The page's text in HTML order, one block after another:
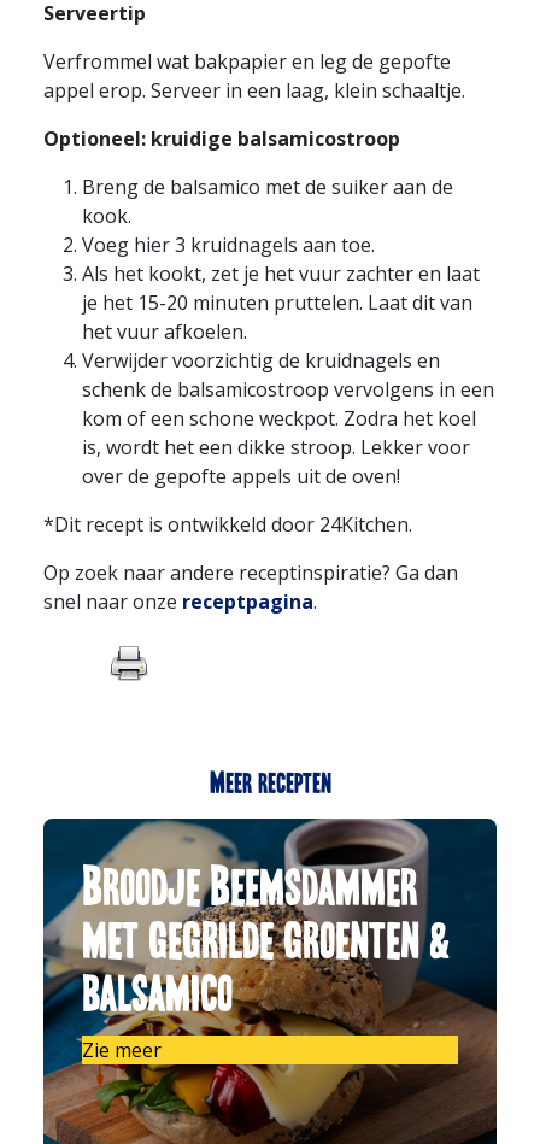
Serveertip
Verfrommel wat bakpapier en leg de gepofte
appel erop. Serveer in een laag, klein schaaltje.
Optioneel: kruidige balsamicostroop
Breng de balsamico met de suiker aan de
kook.
Voeg hier 3 kruidnagels aan toe.
Als het kookt, zet je het vuur zachter en laat
je het 15-20 minuten pruttelen. Laat dit van
het vuur afkoelen.
Verwijder voorzichtig de kruidnagels en
schenk de balsamicostroop vervolgens in een
kom of een schone weckpot. Zodra het koel
is, wordt het een dikke stroop. Lekker voor
over de gepofte appels uit de oven!
*Dit recept is ontwikkeld door 24Kitchen.
Op zoek naar andere receptinspiratie? Ga dan
snel naar onze receptpagina.
Meer recepten
Broodje Beemsdammer
met gegrilde groenten &
balsamico
Zie meer